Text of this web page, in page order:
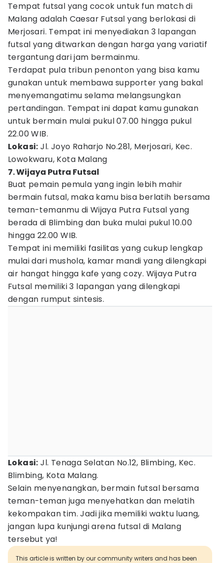
Tempat futsal yang cocok untuk fun match di
Malang adalah Caesar Futsal yang berlokasi di
Merjosari. Tempat ini menyediakan 3 lapangan
futsal yang ditwarkan dengan harga yang variatif
tergantung dari jam bermainmu.
Terdapat pula tribun penonton yang bisa kamu
gunakan untuk membawa supporter yang bakal
menyemangatimu selama melangsungkan
pertandingan. Tempat ini dapat kamu gunakan
untuk bermain mulai pukul 07.00 hingga pukul
22.00 WIB.
Lokasi: Jl. Joyo Raharjo No.281, Merjosari, Kec.
Lowokwaru, Kota Malang
7. Wijaya Putra Futsal
Buat pemain pemula yang ingin lebih mahir
bermain futsal, maka kamu bisa berlatih bersama
teman-temanmu di Wijaya Putra Futsal yang
berada di Blimbing dan buka mulai pukul 10.00
hingga 22.00 WIB.
Tempat ini memiliki fasilitas yang cukup lengkap
mulai dari mushola, kamar mandi yang dilengkapi
air hangat hingga kafe yang cozy. Wijaya Putra
Futsal memiliki 3 lapangan yang dilengkapi
dengan rumput sintesis.
Lokasi: Jl. Tenaga Selatan No.12, Blimbing, Kec.
Blimbing, Kota Malang.
Selain menyenangkan, bermain futsal bersama
teman-teman juga menyehatkan dan melatih
kekompakan tim. Jadi jika memiliki waktu luang,
jangan lupa kunjungi arena futsal di Malang
tersebut ya!
This article is written by our community writers and has been